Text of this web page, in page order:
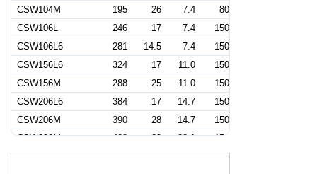
CSW104М
195 26 7.4
80
CSW106L
246 17 7.4
150
CSW106L6
281 14.5 7.4
150
CSW156L6
324 17 11.0
150
CSW156M
288 25 11.0
150
CSW206L6
384 17 14.7
150
CSW206M
390 28 14.7
150
CSW306M
408 30 22.1
150
CSW308L6
648 17.5 22.1
200